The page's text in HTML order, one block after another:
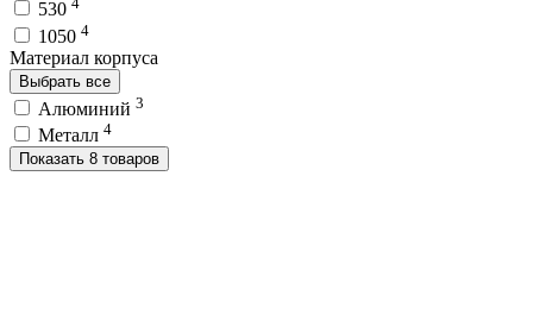
530
1050 4
Материал корпуса
Выбрать все
Алюминий 3
Металл 4
Показать 8 товаров